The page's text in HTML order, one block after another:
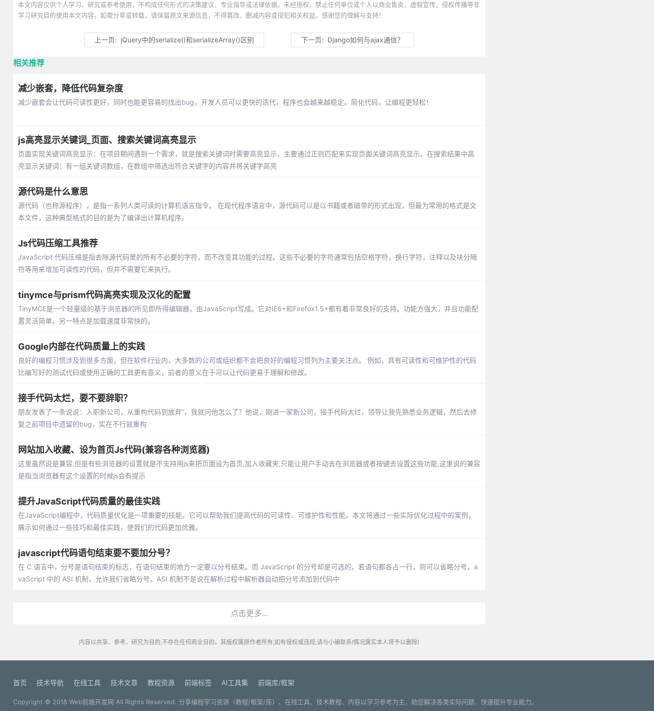
本文内容仅供个人学习、研究或参考使用，不构成任何形式的决策建议、专业指导或法律依据。未经授权，禁止任何单位或个人以商业售卖、虚假宣传、侵权传播等非
学习研究目的使用本文内容。如需分享或转载，请保留原文来源信息，不得篡改、删减内容或侵犯相关权益。感谢您的理解与支持！
上一页: jQuery中的serialize()和serializeArray()区别 下一页: Django如何与ajax通信？
相关推荐
减少嵌套，降低代码复杂度
减少嵌套会让代码可读性更好，同时也能更容易的找出bug，开发人员可以更快的迭代，程序也会越来越稳定。简化代码，让编程更轻松！
js高亮显示关键词_页面、搜索关键词高亮显示
页面实现关键词高亮显示：在项目期间遇到一个需求，就是搜索关键词时需要高亮显示，主要通过正则匹配来实现页面关键词高亮显示。在搜索结果中高
亮显示关键词：有一组关键词数组，在数组中筛选出符合关键字的内容并将关键字高亮
源代码是什么意思
源代码（也称源程序），是指一系列人类可读的计算机语言指令。 在现代程序语言中，源代码可以是以书籍或者磁带的形式出现，但最为常用的格式是文
本文件，这种典型格式的目的是为了编译出计算机程序。
Js代码压缩工具推荐
JavaScript 代码压缩是指去除源代码里的所有不必要的字符，而不改变其功能的过程。这些不必要的字符通常包括空格字符，换行字符，注释以及块分隔
符等用来增加可读性的代码，但并不需要它来执行。
tinymce与prism代码高亮实现及汉化的配置
TinyMCE是一个轻量级的基于浏览器的所见即所得编辑器，由JavaScript写成。它对IE6+和Firefox1.5+都有着非常良好的支持。功能方强大，并且功能配
置灵活简单。另一特点是加载速度非常快的。
Google内部在代码质量上的实践
良好的编程习惯涉及到很多方面，但在软件行业内，大多数的公司或组织都不会把良好的编程习惯列为主要关注点。 例如，具有可读性和可维护性的代码
比编写好的测试代码或使用正确的工具更有意义，前者的意义在于可以让代码更易于理解和修改。
接手代码太烂，要不要辞职？
朋友发表了一条说说：入职新公司，从重构代码到放弃”，我就问他怎么了？他说，刚进一家新公司，接手代码太烂，领导让我先熟悉业务逻辑，然后去修
复之前项目中遗留的bug，实在不行就重构
网站加入收藏、设为首页Js代码(兼容各种浏览器)
这里虽然说是兼容,但是有些浏览器的设置就是不支持用js来把页面设为首页,加入收藏夹,只能让用户手动去在浏览器或者按键去设置这些功能,这里说的兼容
是指当浏览器有这个设置的时候js会有提示
提升JavaScript代码质量的最佳实践
在JavaScript编程中，代码质量优化是一项重要的技能。它可以帮助我们提高代码的可读性、可维护性和性能。本文将通过一些实际优化过程中的案例，
展示如何通过一些技巧和最佳实践，使我们的代码更加优雅。
javascript代码语句结束要不要加分号？
在 C 语言中，分号是语句结束的标志，在语句结束的地方一定要以分号结束。而 JavaScript 的分号却是可选的，若语句都各占一行，则可以省略分号。a
vaScript 中的 ASI 机制，允许我们省略分号。ASI 机制不是说在解析过程中解析器自动把分号添加到代码中
点击更多...
内容以共享、参考、研究为目的,不存在任何商业目的。其版权属原作者所有,如有侵权或违规,请与小编联系!情况属实本人将予以删除!
首页 技术导航 在线工具 技术文章 教程资源 前端标签 AI工具集 前端库/框架
Copyright © 2018 Web前端开发网 All Rights Reserved. 分享编程学习资源（教程/框架/库）、在线工具、技术教程、内容以学习参考为主，助您解决各类实际问题，快速提升专业能力。